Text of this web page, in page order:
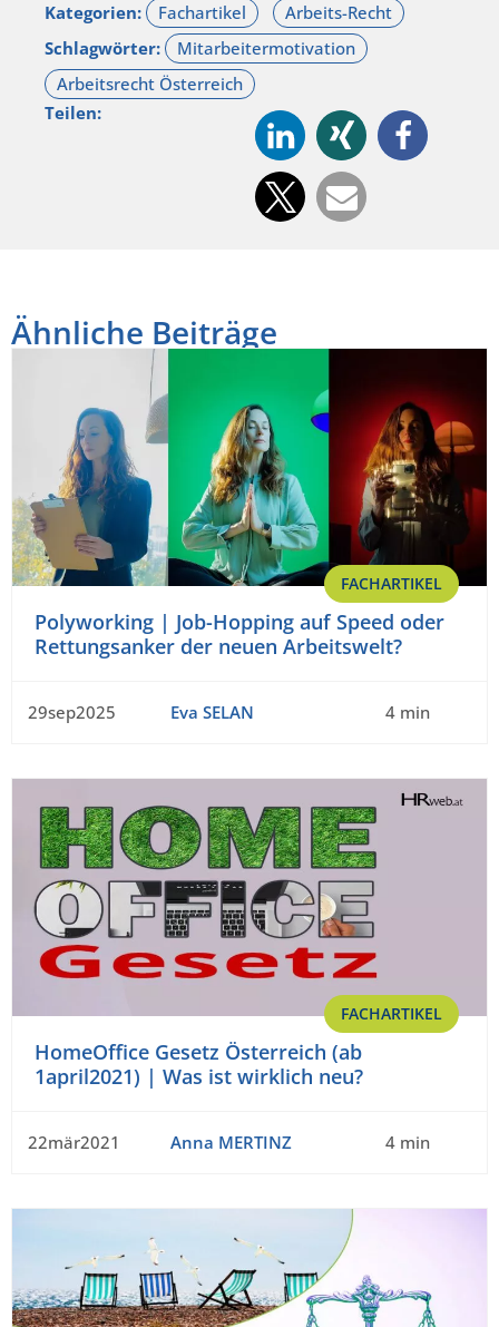
Kategorien:
Schlagwörter:
Teilen:
Ähnliche Beiträge
FACHARTIKEL
Polyworking | Job-Hopping auf Speed oder
Rettungsanker der neuen Arbeitswelt?
29sep2025 Eva SELAN 4 min
FACHARTIKEL
HomeOffice Gesetz Österreich (ab
1april2021) | Was ist wirklich neu?
22mär2021 Anna MERTINZ 4 min